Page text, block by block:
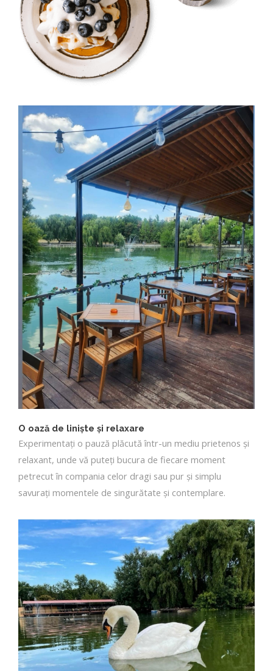
O oază de liniște și relaxare
Experimentați o pauză plăcută într-un mediu prietenos și
relaxant, unde vă puteți bucura de fiecare moment
petrecut în compania celor dragi sau pur și simplu
savurați momentele de singurătate și contemplare.